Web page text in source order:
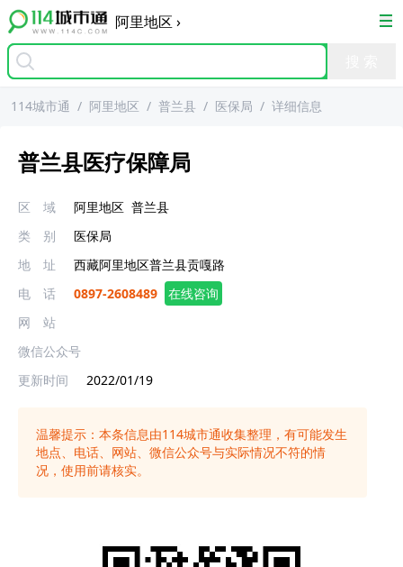
阿里地区 ›
114城市通 / 阿里地区 / 普兰县 / 医保局 / 详细信息
普兰县医疗保障局
区 域 阿里地区 普兰县
类 别
医保局
地 址
西藏阿里地区普兰县贡嘎路
电 话
0897-2608489
在线咨询
网 站
微信公众号
更新时间
2022/01/19
温馨提示：本条信息由114城市通收集整理，有可能发生
地点、电话、网站、微信公众号与实际情况不符的情
况，使用前请核实。